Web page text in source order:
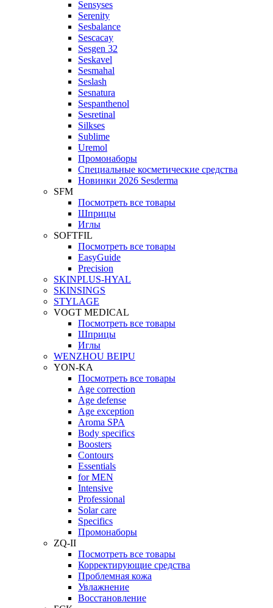
Sensyses
Serenity
Sesbalance
Sescacay
Sesgen 32
Seskavel
Sesmahal
Seslash
Sesnatura
Sespanthenol
Sesretinal
Silkses
Sublime
Uremol
Промонаборы
Специальные косметические средства
Новинки 2026 Sesderma
SFM
Посмотреть все товары
Шприцы
Иглы
SOFTFIL
Посмотреть все товары
EasyGuide
Precision
SKINPLUS-HYAL
SKINSINGS
STYLAGE
VOGT MEDICAL
Посмотреть все товары
Шприцы
Иглы
WENZHOU BEIPU
YON-KA
Посмотреть все товары
Age correction
Age defense
Age exception
Aroma SPA
Body specifics
Boosters
Contours
Essentials
for MEN
Intensive
Professional
Solar care
Specifics
Промонаборы
ZQ-II
Посмотреть все товары
Корректирующие средства
Проблемная кожа
Увлажнение
Восстановление